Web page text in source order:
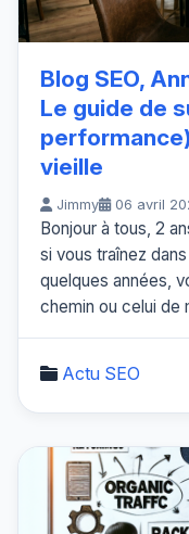
Blog SEO,
Le guide de
vieille
Jimmy 06 avril
Bonjour à tous, 2
si vous traînez
quelques années,
chemin ou celui de
Actu SEO